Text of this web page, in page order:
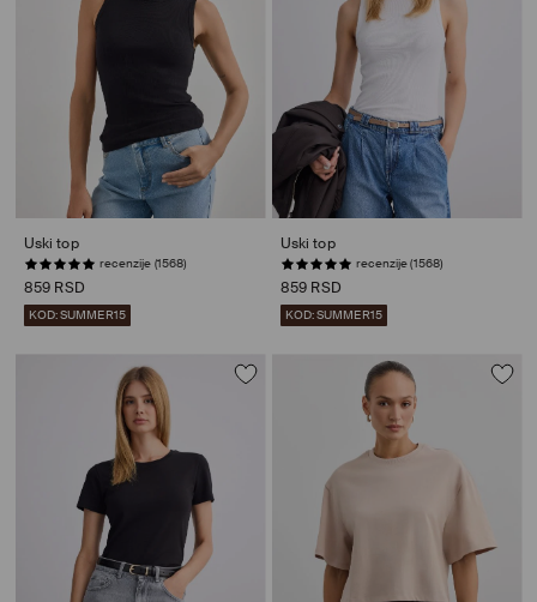
Uski top
recenzije (1568)
859 RSD
KOD: SUMMER15
Uski top
recenzije (1568)
859 RSD
KOD: SUMMER15